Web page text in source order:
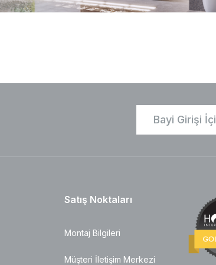
Bayi Girişi
Satış Noktaları
Montaj Bilgileri
Müşteri İletişim Merkezi